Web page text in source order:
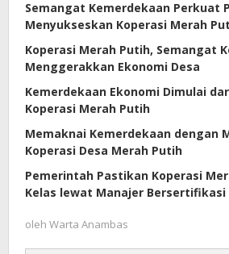
Semangat Kemerdekaan Perkuat
Menyukseskan Koperasi Merah
Koperasi Merah Putih, Semangat
Menggerakkan Ekonomi Desa
Kemerdekaan Ekonomi Dimulai
Koperasi Merah Putih
Memaknai Kemerdekaan dengan
Koperasi Desa Merah Putih
Pemerintah Pastikan Koperasi
Kelas lewat Manajer Bersertifikasi
oleh Warta Anambas